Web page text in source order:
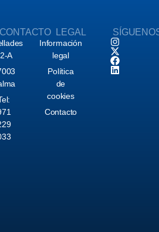
CONTACTO
A
LEGAL
Información
legal
Política
de
cookies
Contacto